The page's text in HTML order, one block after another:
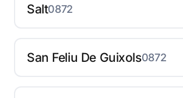
Salt0872
San Feliu De Guixols0872